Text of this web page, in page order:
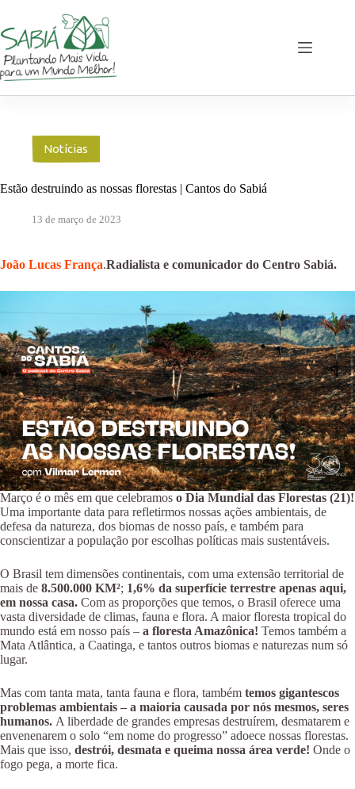
o
conteúdo
Notícias
Estão destruindo as nossas florestas | Cantos do Sabiá
13 de março de 2023
João Lucas França.Radialista e comunicador do Centro Sabiá.
Março é o mês em que celebramos o Dia Mundial das Florestas (21)!
Uma importante data para refletirmos nossas ações ambientais, de
defesa da natureza, dos biomas de nosso país, e também para
conscientizar a população por escolhas políticas mais sustentáveis.
O Brasil tem dimensões continentais, com uma extensão territorial de
mais de 8.500.000 KM²; 1,6% da superfície terrestre apenas aqui,
em nossa casa. Com as proporções que temos, o Brasil oferece uma
vasta diversidade de climas, fauna e flora. A maior floresta tropical do
mundo está em nosso país – a floresta Amazônica! Temos também a
Mata Atlântica, a Caatinga, e tantos outros biomas e naturezas num só
lugar.
Mas com tanta mata, tanta fauna e flora, também temos gigantescos
problemas ambientais – a maioria causada por nós mesmos, seres
humanos. A liberdade de grandes empresas destruírem, desmatarem e
envenenarem o solo “em nome do progresso” adoece nossas florestas.
Mais que isso, destrói, desmata e queima nossa área verde! Onde o
fogo pega, a morte fica.